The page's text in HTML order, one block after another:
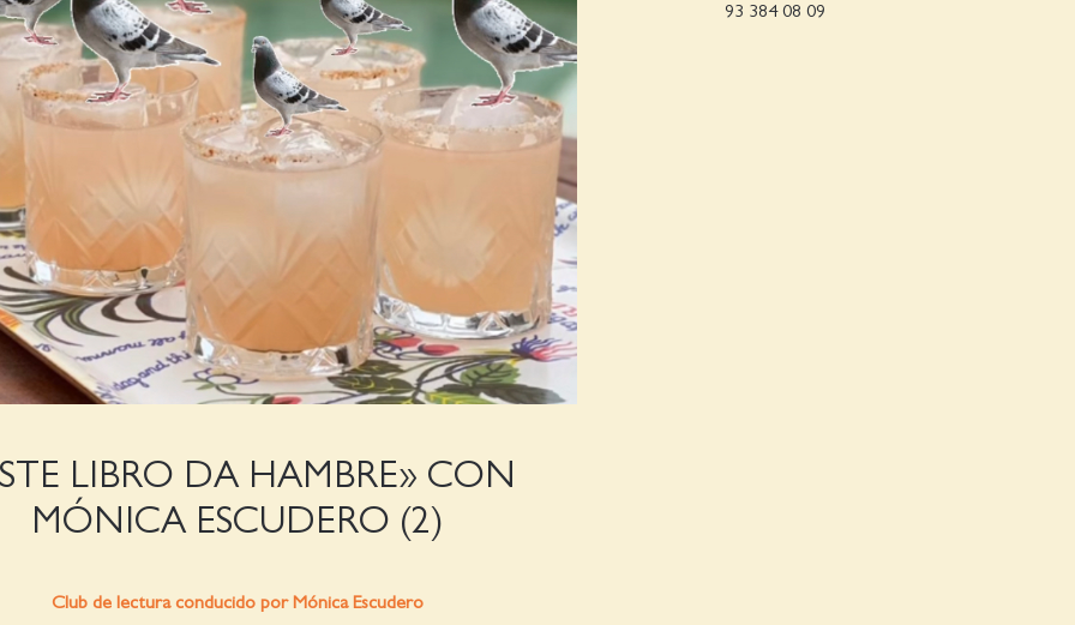
LIBRO DA HAMBRE» CON
MÓNICA ESCUDERO (2)
Club de lectura conducido por Mónica Escudero
93 384 08 09